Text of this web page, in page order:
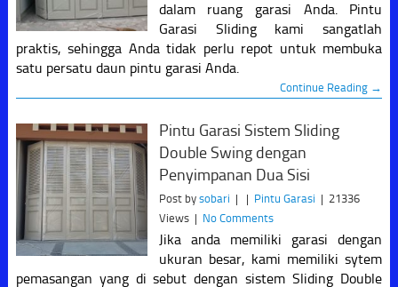
dalam ruang garasi Anda. Pintu
Garasi Sliding kami sangatlah
praktis, sehingga Anda tidak perlu repot untuk membuka
satu persatu daun pintu garasi Anda.
Continue Reading →
Pintu Garasi Sistem Sliding
Double Swing dengan
Penyimpanan Dua Sisi
Post by sobari | | Pintu Garasi | 21336
Views | No Comments
Jika anda memiliki garasi dengan
ukuran besar, kami memiliki sytem
pemasangan yang di sebut dengan sistem Sliding Double